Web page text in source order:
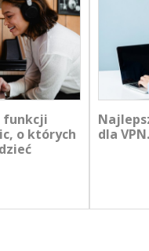
funkcji
o których
dla